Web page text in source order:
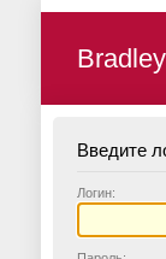
Введите
Логин: